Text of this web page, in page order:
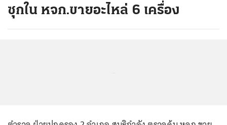
ซุกใน หจก.ขายอะไหล่ 6 เครื่อง